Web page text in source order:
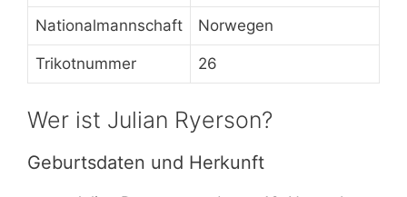
Nationalmannschaft Norwegen
Trikotnummer 26
Wer ist Julian Ryerson?
Geburtsdaten und Herkunft